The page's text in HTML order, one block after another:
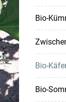
Bio-
Bio-
Bio-